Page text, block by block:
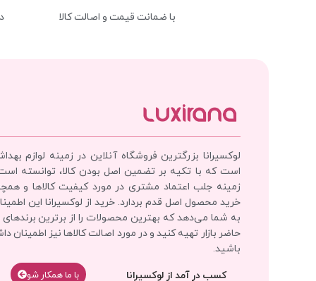
با ضمانت قیمت و اصالت کالا
لوکسیرانا بزرگترین فروشگاه آنلاین در زمینه لوازم
است که با تکیه بر تضمین اصل بودن کالا، توانسته
زمینه جلب اعتماد مشتری در مورد کیفیت کالاها و
خرید محصول اصل قدم بردارد. خرید از لوکسیرانا این
به شما می‌دهد که بهترین محصولات را از برترین برندهای
حاضر بازار تهیه کنید و در مورد اصالت کالاها نیز اطمینان
باشید.
کسب در آمد از لوکسیرانا با‌‌ ما همکار شو